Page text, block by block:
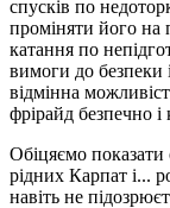
спусків по
проміняти його на
катання по
вимоги до безпеки
відмінна
фрірайд безпечно і
Обіцяємо показати
рідних Карпат і...
навіть не